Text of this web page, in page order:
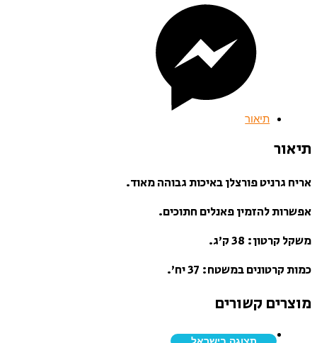
תיאור
תיאור
אריח גרניט פורצלן באיכות גבוהה מאוד.
אפשרות להזמין פאנלים חתוכים.
משקל קרטון: 38 ק’ג.
כמות קרטונים במשטח: 37 יח’.
מוצרים קשורים